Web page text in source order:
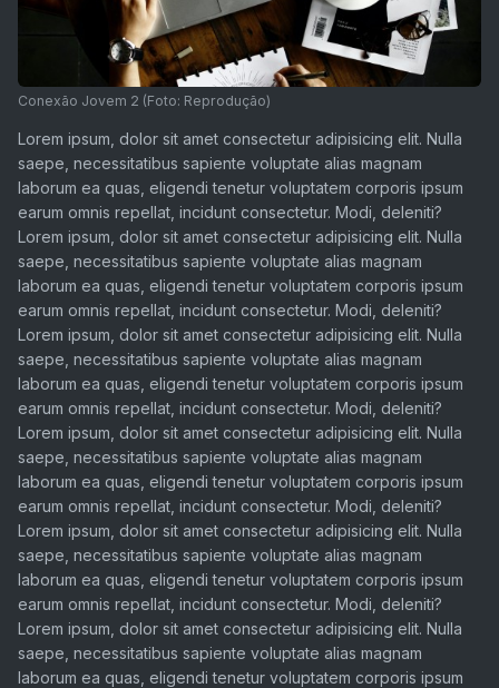
Conexão Jovem 2 (Foto: Reprodução)
Lorem ipsum, dolor sit amet consectetur adipisicing elit. Nulla
saepe, necessitatibus sapiente voluptate alias magnam
laborum ea quas, eligendi tenetur voluptatem corporis ipsum
earum omnis repellat, incidunt consectetur. Modi, deleniti?
Lorem ipsum, dolor sit amet consectetur adipisicing elit. Nulla
saepe, necessitatibus sapiente voluptate alias magnam
laborum ea quas, eligendi tenetur voluptatem corporis ipsum
earum omnis repellat, incidunt consectetur. Modi, deleniti?
Lorem ipsum, dolor sit amet consectetur adipisicing elit. Nulla
saepe, necessitatibus sapiente voluptate alias magnam
laborum ea quas, eligendi tenetur voluptatem corporis ipsum
earum omnis repellat, incidunt consectetur. Modi, deleniti?
Lorem ipsum, dolor sit amet consectetur adipisicing elit. Nulla
saepe, necessitatibus sapiente voluptate alias magnam
laborum ea quas, eligendi tenetur voluptatem corporis ipsum
earum omnis repellat, incidunt consectetur. Modi, deleniti?
Lorem ipsum, dolor sit amet consectetur adipisicing elit. Nulla
saepe, necessitatibus sapiente voluptate alias magnam
laborum ea quas, eligendi tenetur voluptatem corporis ipsum
earum omnis repellat, incidunt consectetur. Modi, deleniti?
Lorem ipsum, dolor sit amet consectetur adipisicing elit. Nulla
saepe, necessitatibus sapiente voluptate alias magnam
laborum ea quas, eligendi tenetur voluptatem corporis ipsum